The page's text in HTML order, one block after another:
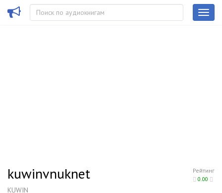
Рейтинг
0.00
kuwinvnuknet
KUWIN